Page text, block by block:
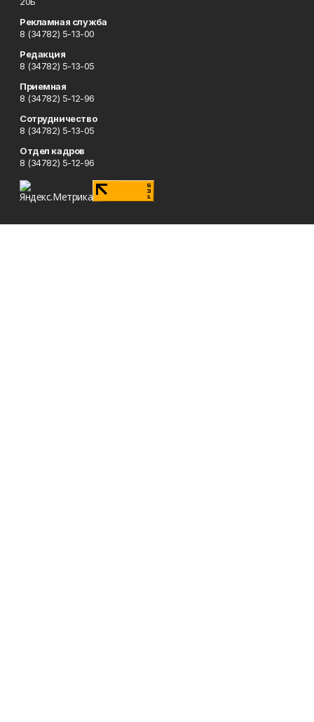
Рекламная служба
8 (34782) 5-13-00
Редакция
8 (34782) 5-13-05
Приемная
8 (34782) 5-12-96
Сотрудничество
8 (34782) 5-13-05
Отдел кадров
8 (34782) 5-12-96